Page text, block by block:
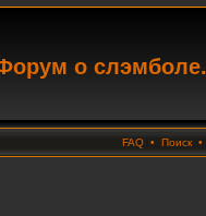
о
FAQ• Поиск•